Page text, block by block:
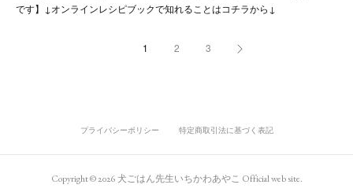
です】↓オンラインレシピブックで知れることはコチラから↓
1 2 3
プライバシーポリシー 特定商取引法に基づく表記
Copyright ©2026 犬ごはん先生いちかわあやこ Official web site.